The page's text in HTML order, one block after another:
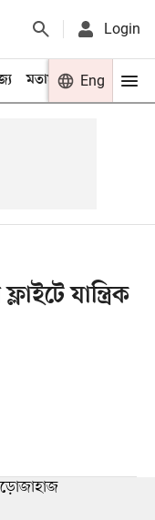
Login
মতামত খেলা
Eng
যান্ত্রিক